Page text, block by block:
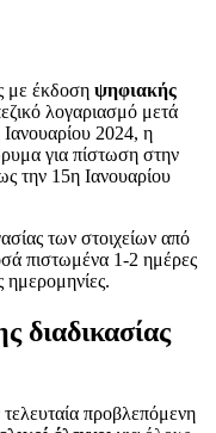
με έκδοση ψηφιακής
λογαριασμό μετά
2024, η
για πίστωση στην
την 15η Ιανουαρίου
των στοιχείων από
πιστωμένα 1-2 ημέρες
ημερομηνίες.
διαδικασίας
προβλεπόμενη